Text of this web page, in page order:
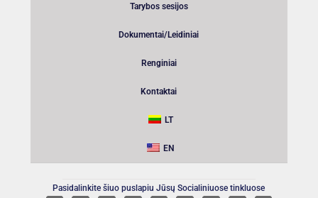
Tarybos sesijos
Dokumentai/Leidiniai
Renginiai
Kontaktai
LT
EN
Pasidalinkite šiuo puslapiu Jūsų Socialiniuose tinkluose